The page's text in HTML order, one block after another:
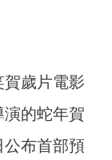
歲片電影
的蛇年賀
公布首部預